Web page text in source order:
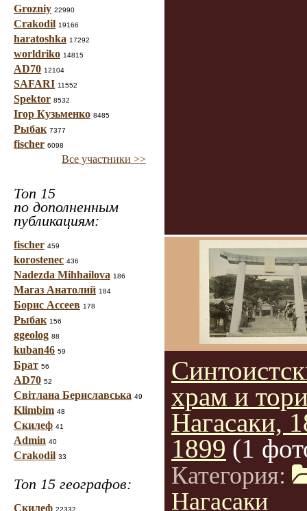
Grozniy 22990
Crakodil 19166
haratoshka 17292
worldriko 14815
AD70 12104
SAFARI 11552
Spektor 8532
Ігор Кузьменко 8485
Рыбак 7377
fischer 6098
Все участники >>
Топ 15
по дополненным
публикациям:
fischer 459
korostenec 436
Nadezda Mihhailova 186
Магаз Анатолий 184
Борис Ассеев 178
Рыбак 156
ggeolog 88
kuban46 59
Брат 56
AD70 52
Світлана Бериславська 49
Klimbim 48
Скилеф 41
Admin 40
Crakodil 33
Топ 15 географов:
Скилеф 22332
храм и
Нагасаки,
1899 (1
Категория:
Нагасаки